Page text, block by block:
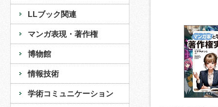
LLブック関連
マンガ表現・著作権
博物館
情報技術
学術コミュニケーション